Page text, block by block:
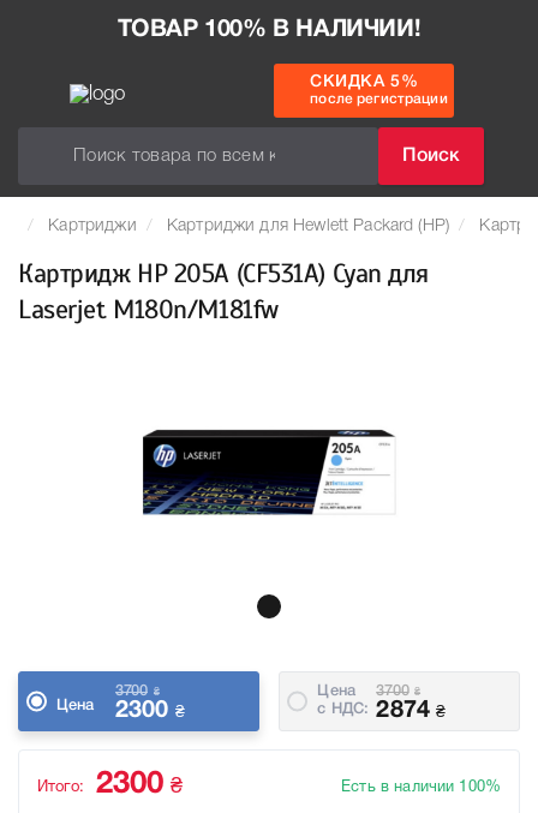
ТОВАР 100% В НАЛИЧИИ!
Поиск
СКИДКА 5%
после регистрации
Картриджи Картриджи для Hewlett Packard (HP)
Картридж HP 205A (CF531A) Cyan для
Laserjet M180n/M181fw
Цена
3700 ₴
2300 ₴
Цена
c НДС:
3700 ₴
2874 ₴
Есть в наличии 100%
Итого: 2300 ₴